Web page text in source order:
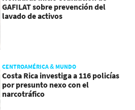
GAFILAT sobre prevención del
lavado de activos
CENTROAMÉRICA & MUNDO
Costa Rica investiga a 116 policías
por presunto nexo con el
narcotráfico